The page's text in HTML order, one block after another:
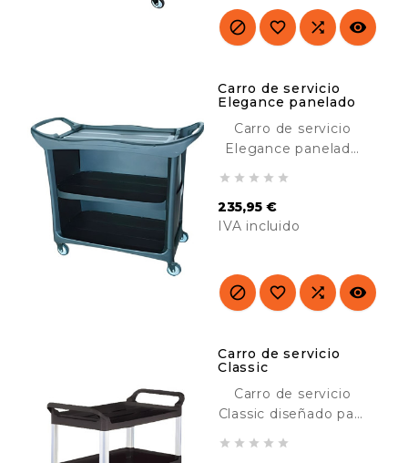
duradero.
   
Carro de servicio
Elegance panelado
Carro de servicio
Elegance panelado
lugares cara al
público. Resistente y
material en hoteles,
hospitales,
industria, etc.
    
235,95 €
IVA incluido
   
Carro de servicio
Classic
Carro de servicio
Classic diseñado para
    